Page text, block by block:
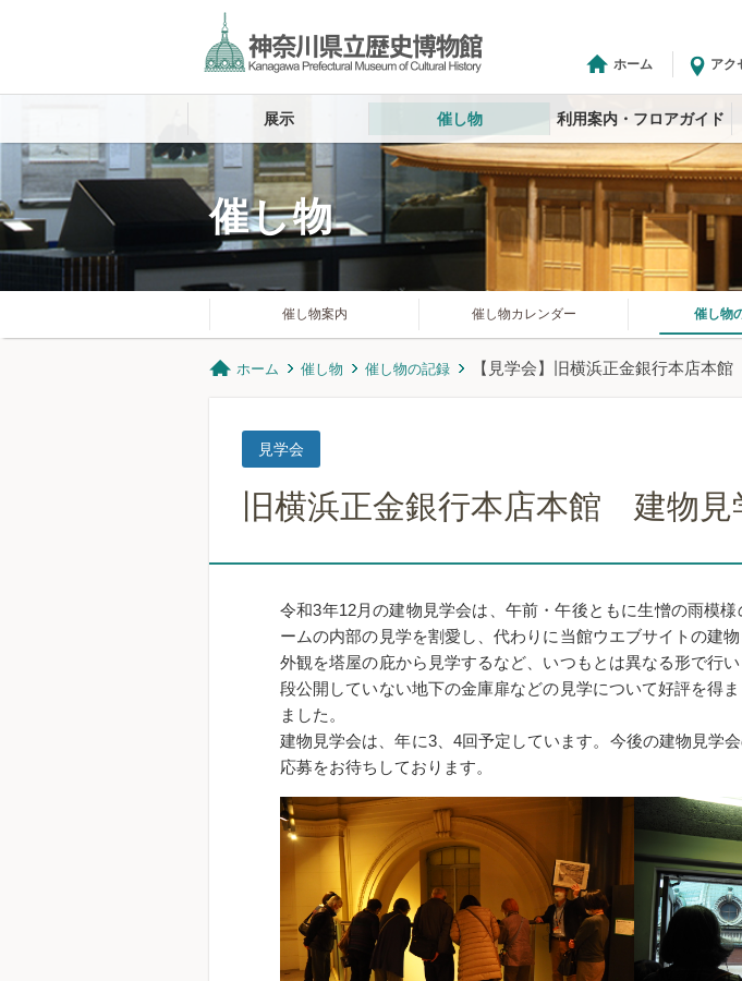
ホーム アク
展示 催し物 利用案内・フロアガイド
催し物
催し物案内 催し物カレンダー 催し物
ホーム 催し物 催し物の記録 【見学会】旧横浜正金銀行本店本
見学会
旧横浜正金銀行本店本館 建物見
令和3年12月の建物見学会は、午前・午後ともに生憎の雨模
ームの内部の見学を割愛し、代わりに当館ウエブサイトの建
外観を塔屋の庇から見学するなど、いつもとは異なる形で行
段公開していない地下の金庫扉などの見学について好評を得
ました。
建物見学会は、年に3、4回予定しています。今後の建物見学
応募をお待ちしております。